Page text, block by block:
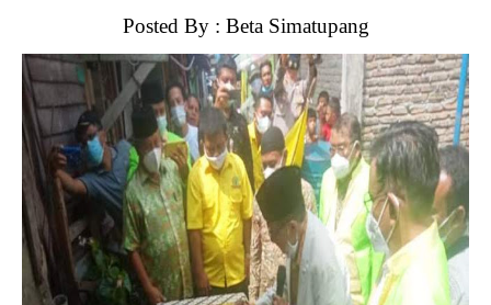
Posted By : Beta Simatupang